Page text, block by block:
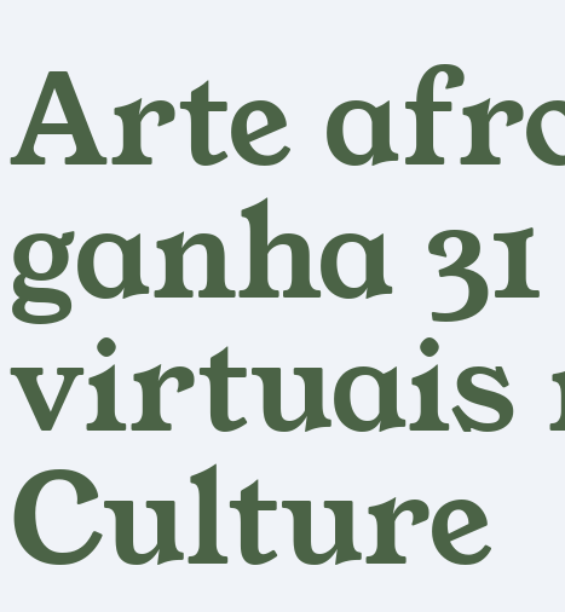
Arte
ganha
virtuais
Culture